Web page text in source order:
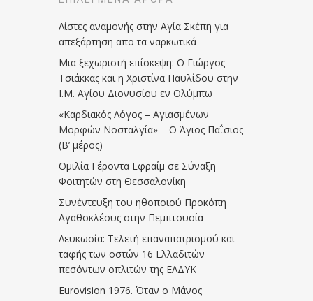
Λίστες αναμονής στην Αγία Σκέπη για
απεξάρτηση απο τα ναρκωτικά
Μια ξεχωριστή επίσκεψη: Ο Γιώργος
Τσιάκκας και η Χριστίνα Παυλίδου στην
Ι.Μ. Αγίου Διονυσίου εν Ολύμπω
«Καρδιακός Λόγος – Αγιασμένων
Μορφών Νοσταλγία» – Ο Άγιος Παΐσιος
(Β’ μέρος)
Ομιλία Γέροντα Εφραίμ σε Σύναξη
Φοιτητών στη Θεσσαλονίκη
Συνέντευξη του ηθοποιού Προκόπη
Αγαθοκλέους στην Πεμπτουσία
Λευκωσία: Τελετή επαναπατρισμού και
ταφής των οστών 16 Ελλαδιτών
πεσόντων οπλιτών της ΕΛΔΥΚ
Eurovision 1976. Όταν ο Μάνος